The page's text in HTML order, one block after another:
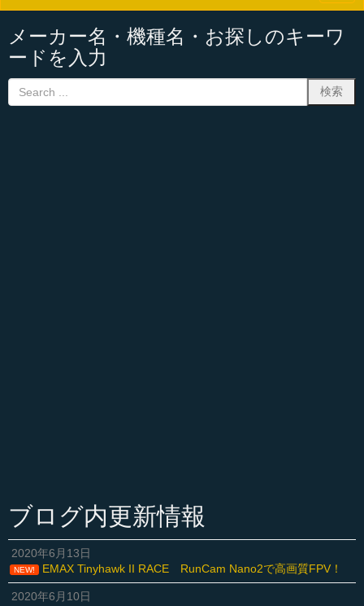
v
i
g
i
o
n
メーカー名・機種名・お探しのキーワ
ードを入力
ブログ内更新情報
2020年6月13日
NEW! EMAX Tinyhawk II RACE RunCam Nano2で高画質FPV！
2020年6月10日